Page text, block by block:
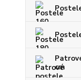
cm